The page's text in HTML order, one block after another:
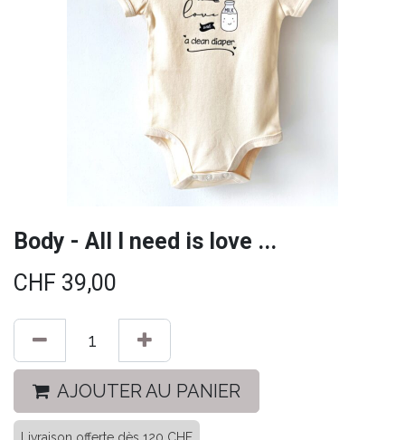
Body - All I need is love ...
CHF 39,00
AJOUTER AU PANIER